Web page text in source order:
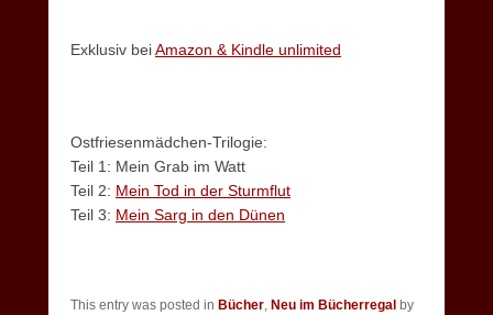
Exklusiv beiAmazon & Kindle unlimited
Ostfriesenmädchen-Trilogie:
Teil 1: Mein Grab im Watt
Teil 2: Mein Tod in der Sturmflut
Teil 3: Mein Sarg in den Dünen
This entry was posted in Bücher, Neu im Bücherregal by